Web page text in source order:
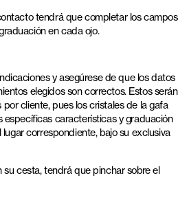
tendrá que completar los campos
en cada ojo.
y asegúrese de que los datos
elegidos son correctos. Estos serán
cliente, pues los cristales de la gafa
específicas características y graduación
correspondiente, bajo su exclusiva
su cesta, tendrá que pinchar sobre el